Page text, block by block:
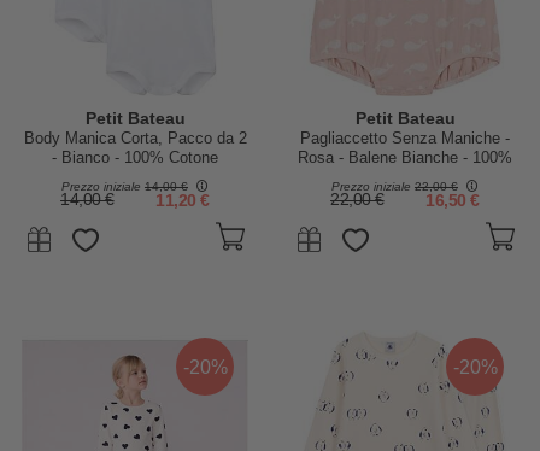
Petit Bateau
Body Manica Corta, Pacco da 2
- Bianco - 100% Cotone
Prezzo iniziale 14,00 €
14,00 € 11,20 €
Petit Bateau
Pagliaccetto Senza Maniche -
Rosa - Balene Bianche - 100%
Prezzo iniziale 22,00 €
22,00 € 16,50 €
-20% -20%